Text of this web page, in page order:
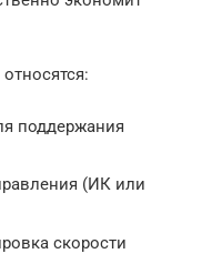
поддержания
(ИК или
скорости